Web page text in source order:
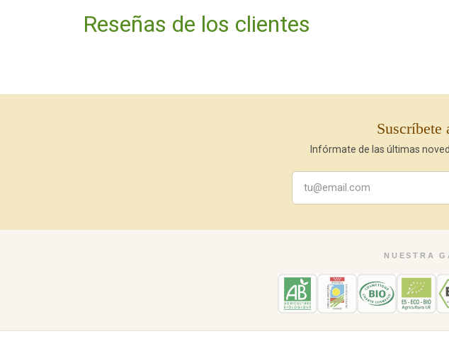
Reseñas de los clientes
Suscríbete
Infórmate de las últimas
NUESTRA